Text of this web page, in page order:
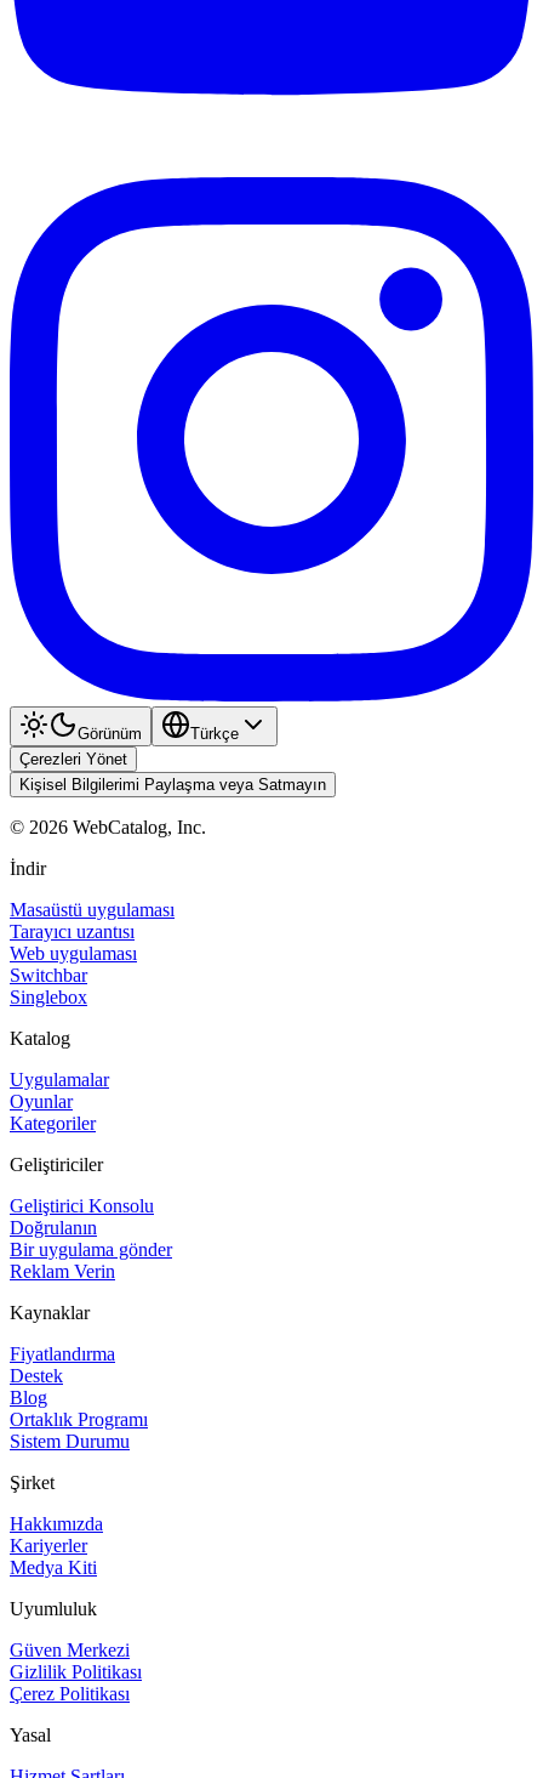
Görünüm
Türkçe
Çerezleri Yönet
Kişisel Bilgilerimi Paylaşma veya Satmayın
© 2026 WebCatalog, Inc.
İndir
Masaüstü uygulaması
Tarayıcı uzantısı
Web uygulaması
Switchbar
Singlebox
Katalog
Uygulamalar
Oyunlar
Kategoriler
Geliştiriciler
Geliştirici Konsolu
Doğrulanın
Bir uygulama gönder
Reklam Verin
Kaynaklar
Fiyatlandırma
Destek
Blog
Ortaklık Programı
Sistem Durumu
Şirket
Hakkımızda
Kariyerler
Medya Kiti
Uyumluluk
Güven Merkezi
Gizlilik Politikası
Çerez Politikası
Yasal